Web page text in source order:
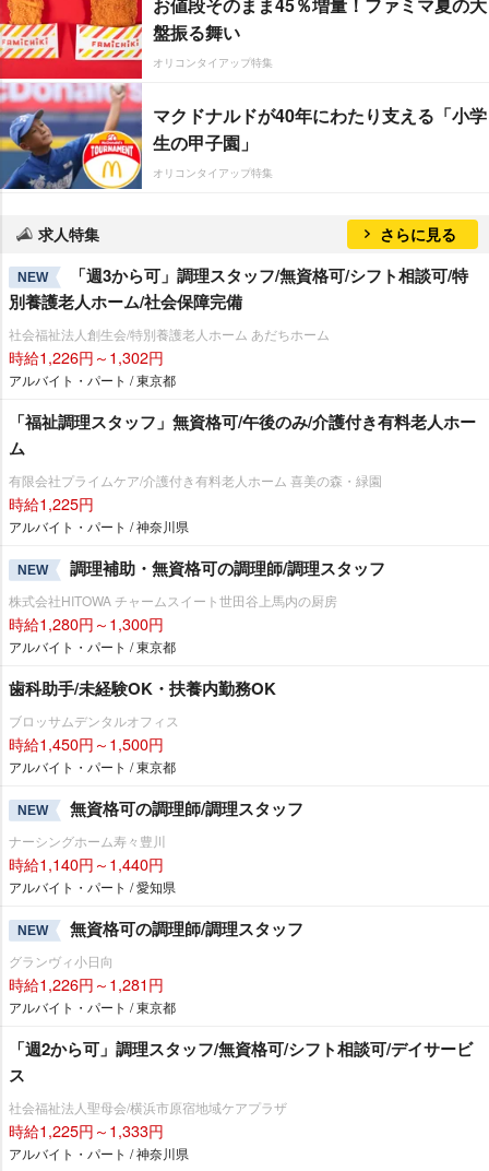
盤振る舞い
オリコンタイアップ特集
マクドナルドが40年にわたり支える「小学
生の甲子園」
オリコンタイアップ特集
求人特集 さらに見る
NEW
「週3から可」調理スタッフ/無資格可/シフト相談可/特
別養護老人ホーム/社会保障完備
社会福祉法人創生会/特別養護老人ホーム あだちホーム
時給1,226円～1,302円
アルバイト・パート / 東京都
「福祉調理スタッフ」無資格可/午後のみ/介護付き有料老人ホー
ム
有限会社プライムケア/介護付き有料老人ホーム 喜美の森・緑園
時給1,225円
アルバイト・パート / 神奈川県
NEW 調理補助・無資格可の調理師/調理スタッフ
株式会社HITOWA チャームスイート世田谷上馬内の厨房
時給1,280円～1,300円
アルバイト・パート / 東京都
歯科助手/未経験OK・扶養内勤務OK
ブロッサムデンタルオフィス
時給1,450円～1,500円
アルバイト・パート / 東京都
NEW 無資格可の調理師/調理スタッフ
ナーシングホーム寿々豊川
時給1,140円～1,440円
アルバイト・パート / 愛知県
NEW 無資格可の調理師/調理スタッフ
グランヴィ小日向
時給1,226円～1,281円
アルバイト・パート / 東京都
「週2から可」調理スタッフ/無資格可/シフト相談可/デイサービ
ス
社会福祉法人聖母会/横浜市原宿地域ケアプラザ
時給1,225円～1,333円
アルバイト・パート / 神奈川県